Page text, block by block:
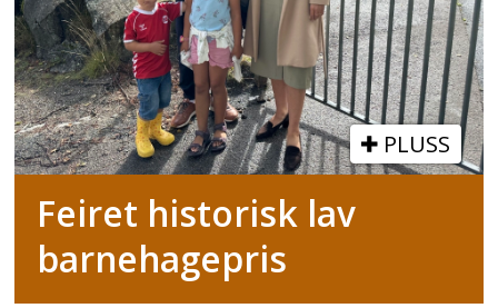
PLUSS
Feiret historisk lav
barnehagepris